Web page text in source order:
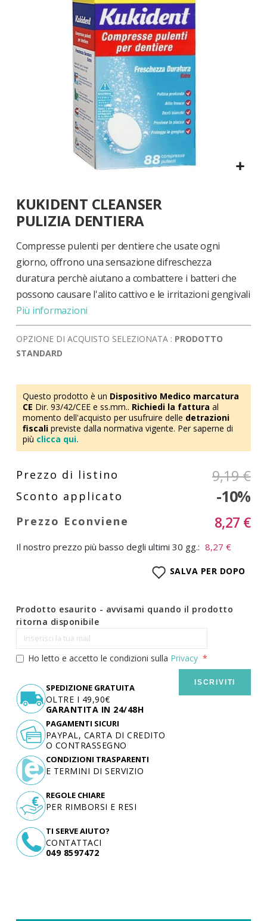
all'inizio
della
galleria
di
immagini
KUKIDENT CLEANSER
PULIZIA DENTIERA
Compresse pulenti per dentiere che usate ogni
giorno, offrono una sensazione difreschezza
duratura perchè aiutano a combattere i batteri che
possono causare l'alito cattivo e le irritazioni gengivali
Più informazioni
OPZIONE DI ACQUISTO SELEZIONATA : PRODOTTO
STANDARD
Questo prodotto è un Dispositivo Medico marcatura
CE Dir. 93/42/CEE e ss.mm.. Richiedi la fattura al
momento dell'acquisto per usufruire delle detrazioni
fiscalipreviste dalla normativa vigente. Per saperne di
più clicca qui.
9,19 €
-10%
8,27 €
Il nostro prezzo più basso degli ultimi 30 gg.: 8,27 €
SALVA PER DOPO
Prodotto esaurito - avvisami quando il prodotto
ritorna disponibile
Ho letto e accetto le condizioni sulla Privacy
ISCRIVITI
SPEDIZIONE GRATUITA
OLTRE I 49,90€
GARANTITA IN 24/48H
TI SERVE AIUTO?
CONTATTACI
049 8597472
PAGAMENTI SICURI
PAYPAL, CARTA DI CREDITO
O CONTRASSEGNO
CONDIZIONI TRASPARENTI
E TERMINI DI SERVIZIO
REGOLE CHIARE
PER RIMBORSI E RESI